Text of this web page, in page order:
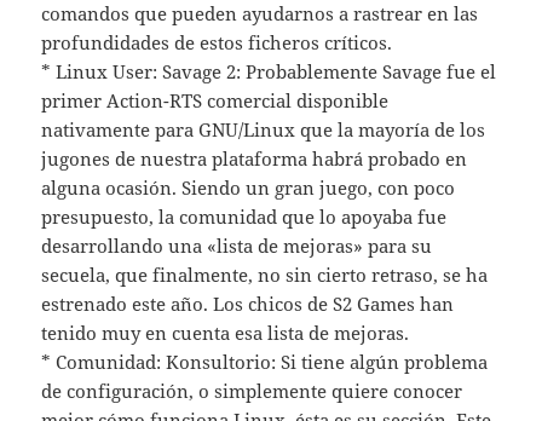
comandos que pueden ayudarnos a rastrear en las
profundidades de estos ficheros críticos.
* Linux User: Savage 2: Probablemente Savage fue el
primer Action-RTS comercial disponible
nativamente para GNU/Linux que la mayoría de los
jugones de nuestra plataforma habrá probado en
alguna ocasión. Siendo un gran juego, con poco
presupuesto, la comunidad que lo apoyaba fue
desarrollando una «lista de mejoras» para su
secuela, que finalmente, no sin cierto retraso, se ha
estrenado este año. Los chicos de S2 Games han
tenido muy en cuenta esa lista de mejoras.
* Comunidad: Konsultorio: Si tiene algún problema
de configuración, o simplemente quiere conocer